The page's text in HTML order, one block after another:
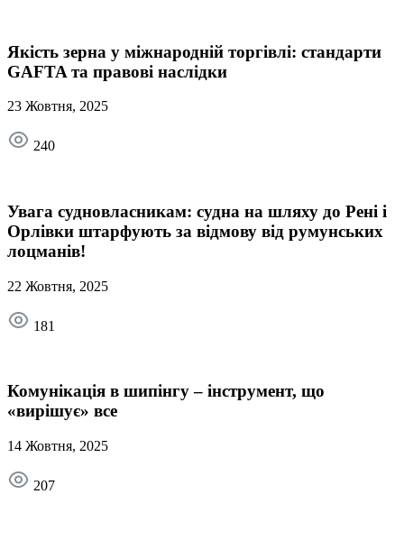
Якість зерна у міжнародній торгівлі: стандарти
GAFTA та правові наслідки
23 Жовтня, 2025
240
Увага судновласникам: судна на шляху до Рені і
Орлівки штарфують за відмову від румунських
лоцманів!
22 Жовтня, 2025
181
Комунікація в шипінгу – інструмент, що
«вирішує» все
14 Жовтня, 2025
207